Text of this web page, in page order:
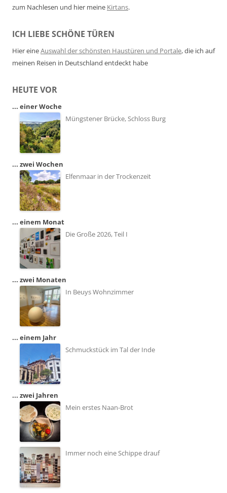
zum Nachlesen und hier meine Kirtans.
ICH LIEBE SCHÖNE TÜREN
Hier eineAuswahl der schönsten Haustüren und Portale, die ich auf
meinen Reisen in Deutschland entdeckt habe
HEUTE VOR
... einer Woche
Müngstener Brücke, Schloss Burg
... zwei Wochen
Elfenmaar in der Trockenzeit
... einem Monat
Die Große 2026, Teil I
... zwei Monaten
In Beuys Wohnzimmer
... einem Jahr
Schmuckstück im Tal der Inde
... zwei Jahren
Mein erstes Naan-Brot
Immer noch eine Schippe drauf